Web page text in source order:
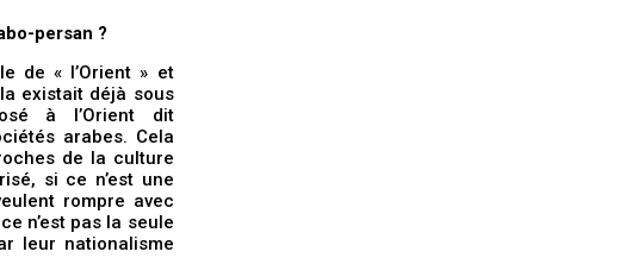
persan ?
de « l’Orient » et
existait déjà sous
à l’Orient dit
arabes. Cela
de la culture
si ce n’est une
rompre avec
n’est pas la seule
leur nationalisme